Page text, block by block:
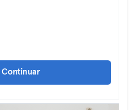
Continuar